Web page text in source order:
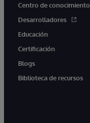
Centro de conocimiento
Desarrolladores
Educación
Certificación
Blogs
Biblioteca de recursos